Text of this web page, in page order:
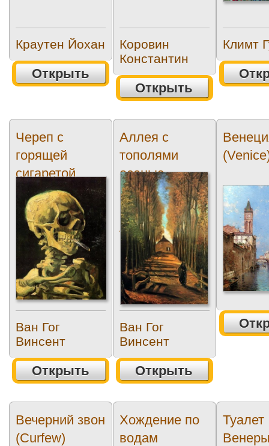
Краутен Йохан
Открыть
Коровин
Константин
Открыть
Климт
Череп с
горящей
сигаретой
(Skull with
Burning
Cigarette)
Ван Гог
Винсент
Открыть
Аллея с
тополями
осенью
(Avenue of
Poplars in
Autumn)
Ван Гог
Винсент
Открыть
Вечерний звон
(Curfew)
Хождение по
водам
Туалет